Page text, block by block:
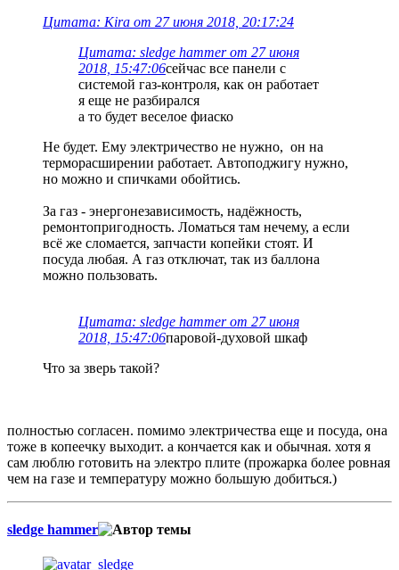
Цитата: Kira от 27 июня 2018, 20:17:24
Цитата: sledge hammer от 27 июня
2018, 15:47:06сейчас все панели с
системой газ-контроля, как он работает
я еще не разбирался
а то будет веселое фиаско
Не будет. Ему электричество не нужно, он на
терморасширении работает. Автоподжигу нужно,
но можно и спичками обойтись.
За газ - энергонезависимость, надёжность,
ремонтопригодность. Ломаться там нечему, а если
всё же сломается, запчасти копейки стоят. И
посуда любая. А газ отключат, так из баллона
можно пользовать.
Цитата: sledge hammer от 27 июня
2018, 15:47:06паровой-духовой шкаф
Что за зверь такой?
полностью согласен. помимо электричества еще и посуда, она
тоже в копеечку выходит. а кончается как и обычная. хотя я
сам люблю готовить на электро плите (прожарка более ровная
чем на газе и температуру можно большую добиться.)
sledge hammer